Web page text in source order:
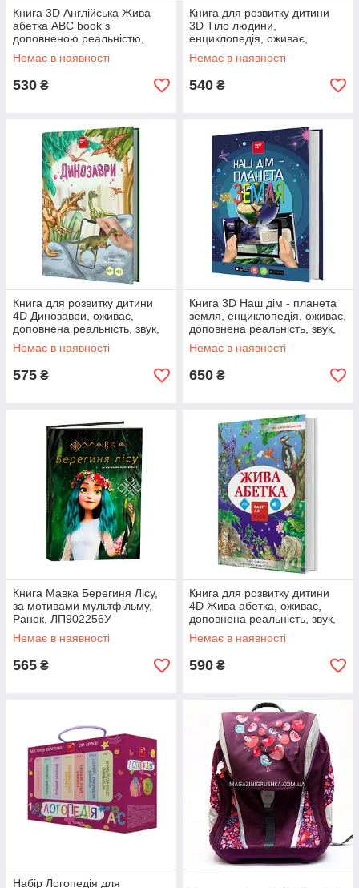
Книга 3D Англійська Жива
абетка ABC book з
доповненою реальністю,
звук, FastAR kids, 60ст, анг
укр мова, 30,5*22*см
Немає в наявності
530 ₴
Книга для розвитку дитини
3D Тіло людини,
енциклопедія, оживає,
доповнена реальність, звук,
FastAR kids, 43ст, українська
Немає в наявності
540 ₴
Книга для розвитку дитини
4D Динозаври, оживає,
доповнена реальність, звук,
FastAR kids, 40ст, українська
мова, 30,5*21,5*см
Немає в наявності
575 ₴
Книга 3D Наш дім - планета
земля, енциклопедія, оживає,
доповнена реальність, звук,
FastAR kids, 87ст, українська
мова,
Немає в наявності
650 ₴
Книга Мавка Берегиня Лісу,
за мотивами мультфільму,
Ранок, ЛП902256У
Немає в наявності
565 ₴
Книга для розвитку дитини
4D Жива абетка, оживає,
доповнена реальність, звук,
FastAR kids, 72ст, українська
мова, 30,5*21,5*см
Немає в наявності
590 ₴
Набір Логопедія для